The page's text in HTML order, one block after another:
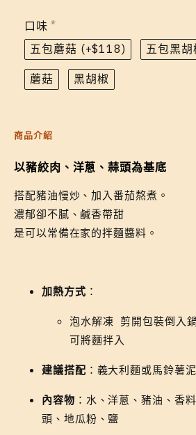
口味
五包蘑菇 (+$118) 五包黑胡
蘑菇 黑胡椒
商品介紹
以豬絞肉 、 洋蔥 、蒜頭為基底
搭配豬油慢炒、加入番茄熬煮。
濃郁卻不膩、鹹香帶甜
是可以常備在家的拌麵醬料。
加熱方式 ：
泡水解凍 剪開包裝倒入
可將麵拌入
建議搭配 ：義大利麵或馬鈴薯
內容物 ：水、洋蔥、豬油、香
頭、地瓜粉、鹽